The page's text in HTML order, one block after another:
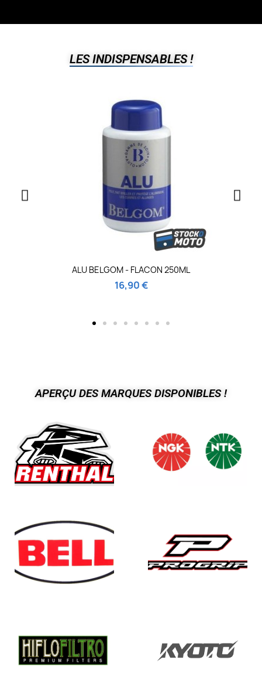
LES INDISPENSABLES !
ALU BELGOM - FLACON 250ML
16,90 €
APERÇU DES MARQUES DISPONIBLES !